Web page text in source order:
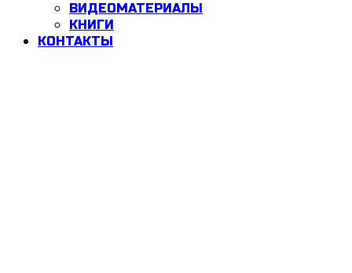
ВИДЕОМАТЕРИАЛЫ
КНИГИ
КОНТАКТЫ